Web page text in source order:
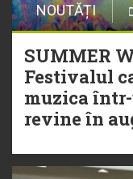
NOUTĂȚI
SUMMER
Festivalul
muzica
revine în